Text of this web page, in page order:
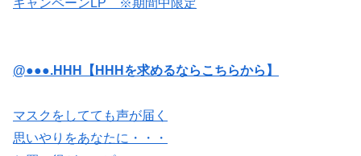
キャンペーンLP ※期間中限定
@●●●.HHH【HHHを求めるならこちらから】
マスクをしてても声が届く
思いやりをあなたに・・・